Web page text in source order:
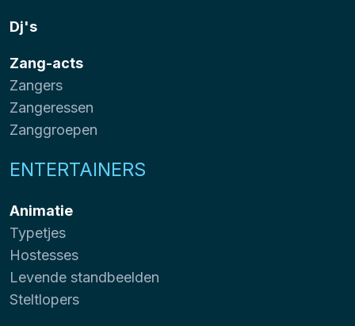
Dj's
Zang-acts
Zangers
Zangeressen
Zanggroepen
ENTERTAINERS
Animatie
Typetjes
Hostesses
Levende standbeelden
Steltlopers